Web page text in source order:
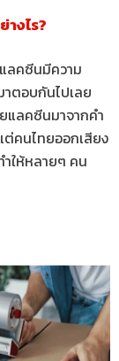
งไร?
ลคซีนมีความ
าตอบกันไปเลย
แลคซีนมาจากคำ
ต่คนไทยออกเสียง
ให้หลายๆ คน